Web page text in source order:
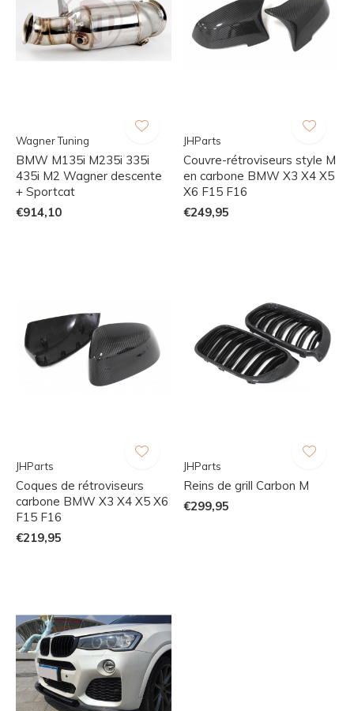
Wagner Tuning
BMW M135i M235i 335i
435i M2 Wagner descente
+ Sportcat
€914,10
JHParts
Couvre-rétroviseurs style M
en carbone BMW X3 X4 X5
X6 F15 F16
€249,95
JHParts
Coques de rétroviseurs
carbone BMW X3 X4 X5 X6
F15 F16
€219,95
JHParts
Reins de grill Carbon M
€299,95